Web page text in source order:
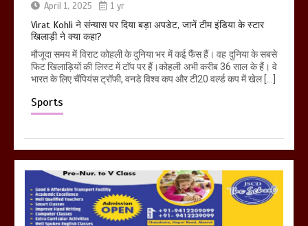
April 1, 2025 1 yr
Virat Kohli ने संन्यास पर दिया बड़ा अपडेट, जानें टीम इंडिया के स्टार
खिलाड़ी ने क्या कहा?
मौजूदा समय में विराट कोहली के दुनिया भर में कई फैंस हैं। वह दुनिया के सबसे
फिट खिलाड़ियों की लिस्ट में टॉप पर हैं।कोहली अभी करीब 36 साल के हैं। वे
भारत के लिए चैंपियंस ट्रॉफी, वनडे विश्व कप और टी20 वर्ल्ड कप में खेल […]
Sports